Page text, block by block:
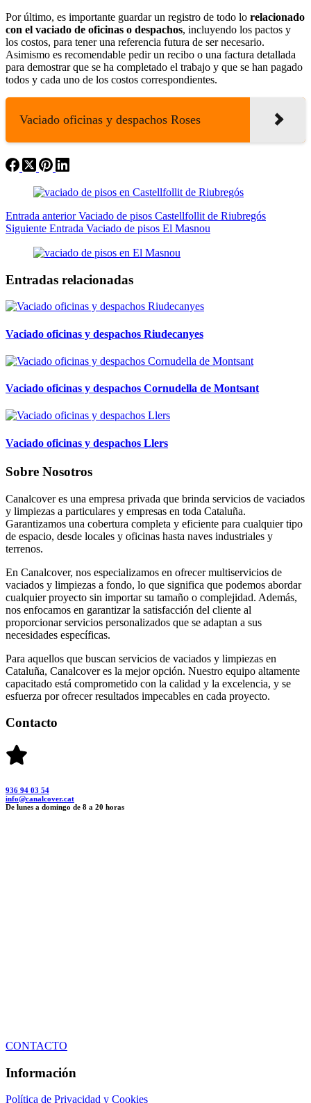
Por último, es importante guardar un registro de todo lo relacionado
con el vaciado de oficinas o despachos, incluyendo los pactos y
los costos, para tener una referencia futura de ser necesario.
Asimismo es recomendable pedir un recibo o una factura detallada
para demostrar que se ha completado el trabajo y que se han pagado
todos y cada uno de los costos correspondientes.
Vaciado oficinas y despachos Roses
Entrada anteriorVaciado de pisos Castellfollit de Riubregós
Siguiente Entrada Vaciado de pisos El Masnou
Entradas relacionadas
Vaciado oficinas y despachos Riudecanyes
Vaciado oficinas y despachos Cornudella de Montsant
Vaciado oficinas y despachos Llers
Sobre Nosotros
Canalcover es una empresa privada que brinda servicios de vaciados
y limpiezas a particulares y empresas en toda Cataluña.
Garantizamos una cobertura completa y eficiente para cualquier tipo
de espacio, desde locales y oficinas hasta naves industriales y
terrenos.
En Canalcover, nos especializamos en ofrecer multiservicios de
vaciados y limpiezas a fondo, lo que significa que podemos abordar
cualquier proyecto sin importar su tamaño o complejidad. Además,
nos enfocamos en garantizar la satisfacción del cliente al
proporcionar servicios personalizados que se adaptan a sus
necesidades específicas.
Para aquellos que buscan servicios de vaciados y limpiezas en
Cataluña, Canalcover es la mejor opción. Nuestro equipo altamente
capacitado está comprometido con la calidad y la excelencia, y se
esfuerza por ofrecer resultados impecables en cada proyecto.
Contacto
936 94 03 54
info@canalcover.cat
De lunes a domingo de 8 a 20 horas
CONTACTO
Información
Política de Privacidad y Cookies